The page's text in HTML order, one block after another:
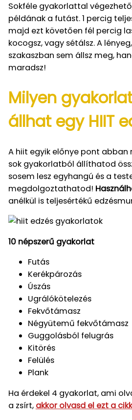
Sokféle gyakorlattal
példának a futást. 1 percig
majd ezt követően fél percig
kocogsz, vagy sétálsz. A
szakaszban sem állsz meg,
maradsz!
Milyen
állhat egy HIIT
A hiit egyik előnye pont abban
sok gyakorlatból állíthatod
sosem lesz egyhangú és a
megdolgoztathatod!
anélkül is teljesértékű
10 népszerű gyakorlat
Futás
Kerékpározás
Úszás
Ugrálókötelezés
Fekvőtámasz
Négyütemű fekvőtámasz
Guggolásból felugrás
Kitörés
Felülés
Plank
Ha érdekel 4 gyakorlat, ami
a zsírt, akkor olvasd el ezt a